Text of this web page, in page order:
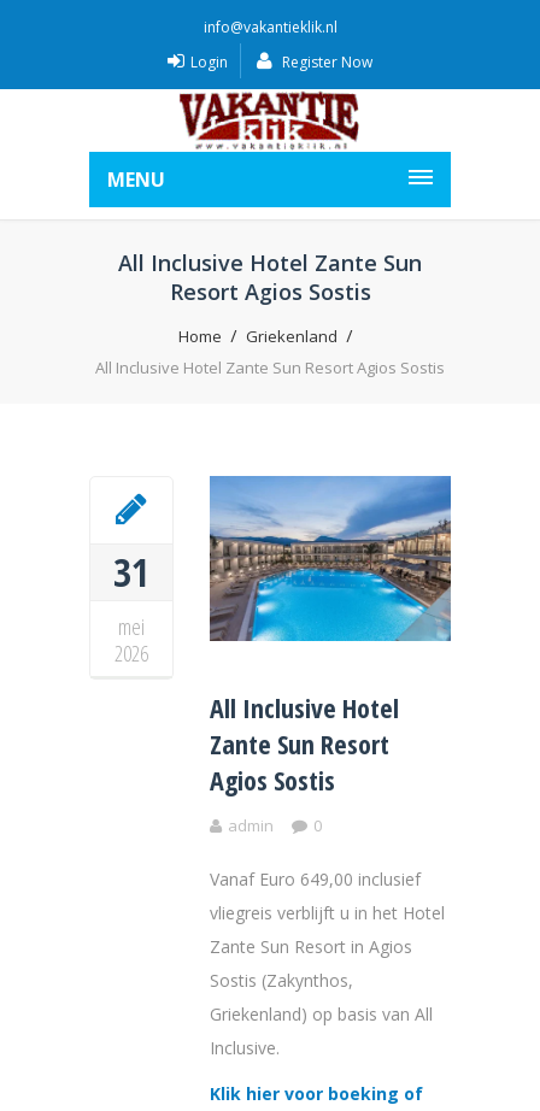
info@vakantieklik.nl
Login
Register Now
MENU
All Inclusive Hotel Zante Sun
Resort Agios Sostis
Home
Griekenland
All Inclusive Hotel Zante Sun Resort Agios Sostis
31
mei
2026
All Inclusive Hotel
Zante Sun Resort
Agios Sostis
admin 0
Vanaf Euro 649,00 inclusief
vliegreis verblijft u in het Hotel
Zante Sun Resort in Agios
Sostis (Zakynthos,
Griekenland) op basis van All
Inclusive.
Klik hier voor boeking of